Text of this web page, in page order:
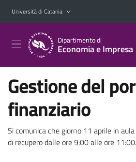
Vai al contenuto principale
Vai al menu di navigazione
Università di Catania
Dipartimento di
Economia e Impresa
Gestione del
finanziario
Si comunica che giorno 11 aprile in
di recupero dalle ore 9:00 alle ore 11:00.